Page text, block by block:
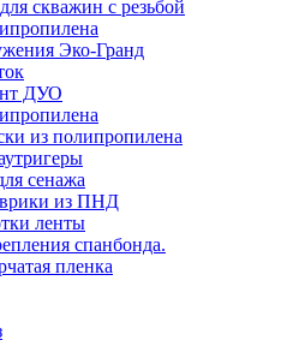
скважин с резьбой
Эко-Гранд
ДУО
из полипропилена
сенажа
из ПНД
ленты
спанбонда.
пленка